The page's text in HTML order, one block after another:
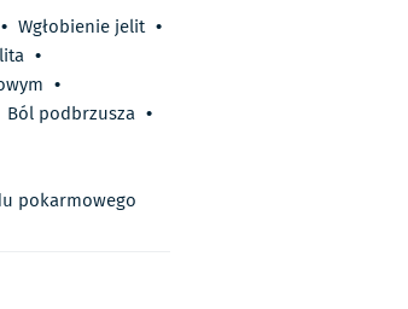
• Wgłobienie jelit •
•
•
Ból podbrzusza •
pokarmowego